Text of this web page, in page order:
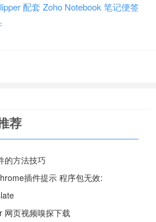
配套 Zoho Notebook 笔记便签
荐
的方法技巧
插件提示 程序包无效:
解决办法
网页视频嗅探下载